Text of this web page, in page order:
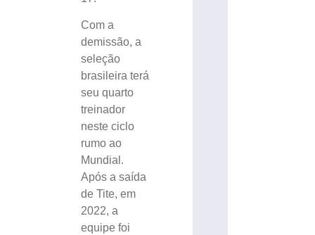
Com a
demissão, a
seleção
brasileira terá
seu quarto
treinador
neste ciclo
rumo ao
Mundial.
Após a saída
de Tite, em
2022, a
equipe foi